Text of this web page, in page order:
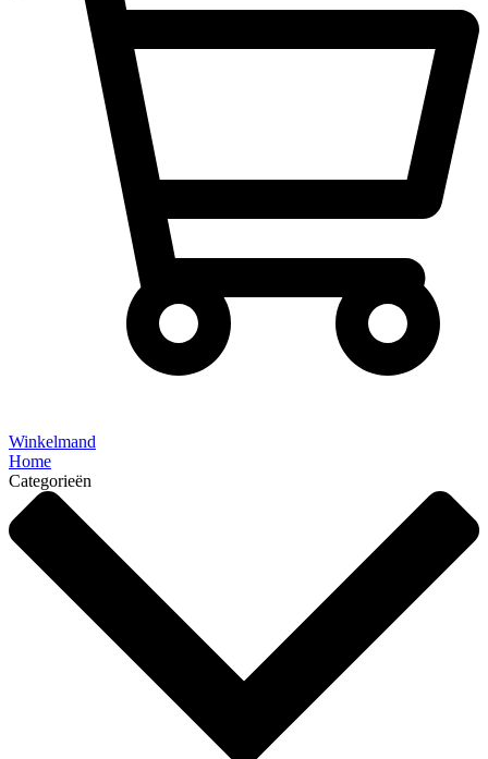
Winkelmand
Home
Categorieën